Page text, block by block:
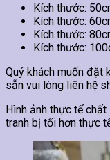
Kích thước:
Kích thước:
Kích thước:
Kích thước:
Quý khách muốn đặt
sẵn vui lòng liên hệ
Hình ảnh thực tế
tranh bị tối hơn thực